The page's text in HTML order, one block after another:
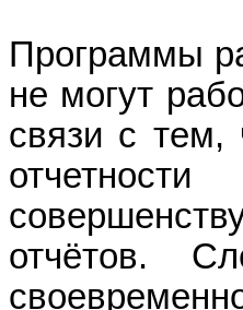
Программы
не могут
связи с тем,
отчётов.